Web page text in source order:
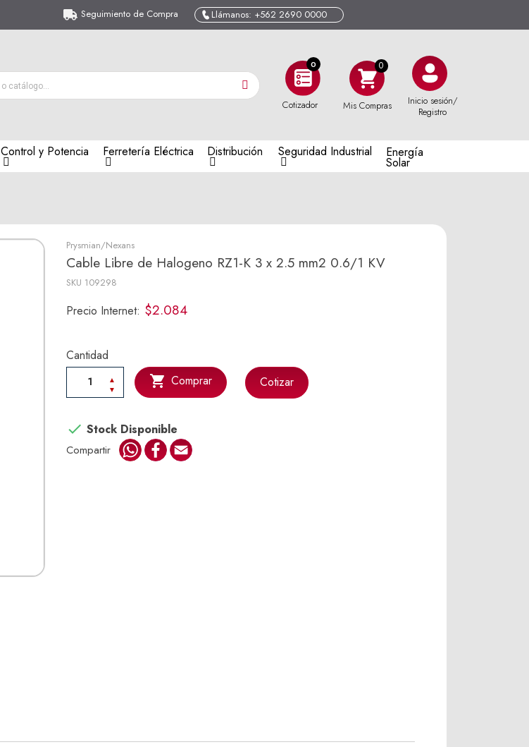
Seguimiento de Compra Llámanos: +562 2690 0000
0
Cotizador Mis Compras
Inicio sesión/
Registro
Control y Potencia Ferretería Eléctrica Distribución Seguridad Industrial Energía
Solar
Prysmian/Nexans
Cable Libre de Halogeno RZ1-K 3 x 2.5 mm2 0.6/1 KV
SKU 109298
Precio Internet: $2.084
Cantidad
 Comprar
 Stock Disponible
Cotizar
Compartir WhatsApp
Facebook